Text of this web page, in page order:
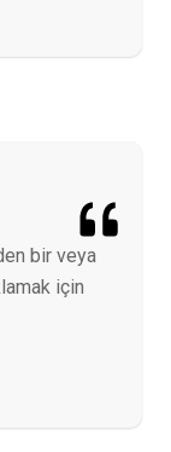
bir veya
için